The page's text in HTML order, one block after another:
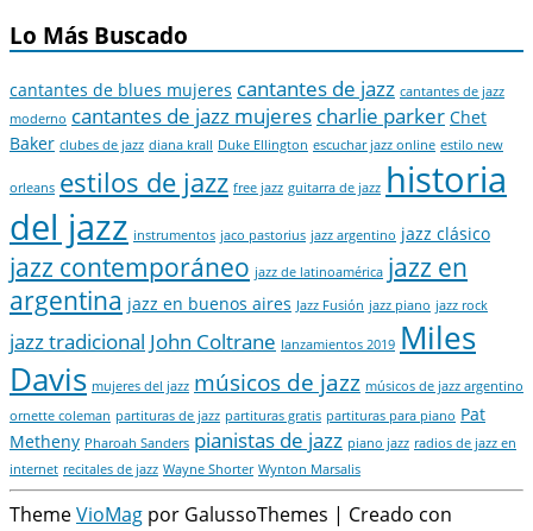
Lo Más Buscado
cantantes de blues mujeres cantantes de jazz cantantes de jazz
moderno cantantes de jazz mujeres charlie parker Chet
Baker clubes de jazz diana krall Duke Ellington escuchar jazz online estilo new
orleans estilos de jazz free jazz guitarra de jazz historia
del jazz instrumentos jaco pastorius jazz argentino jazz clásico
jazz contemporáneo jazz de latinoamérica jazz en
argentina jazz en buenos aires Jazz Fusión jazz piano jazz rock
jazz tradicional John Coltrane lanzamientos 2019 Miles
Davis mujeres del jazz músicos de jazz músicos de jazz argentino
ornette coleman partituras de jazz partituras gratis partituras para piano Pat
Metheny Pharoah Sanders pianistas de jazz piano jazz radios de jazz en
internet recitales de jazz Wayne Shorter Wynton Marsalis
ThemeVioMag por GalussoThemes | Creado con